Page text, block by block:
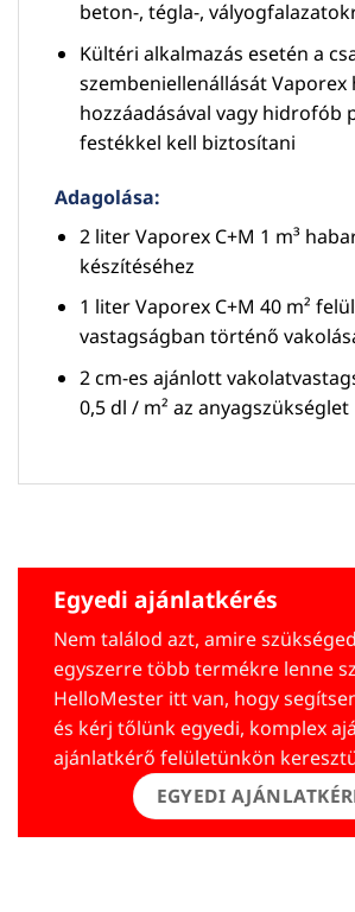
beton-, tégla-,
Kültéri alkalmazás esetén a
szembeniellenállását Vaporex
hozzáadásával vagy hidrofób
festékkel kell biztosítani
Adagolása:
2 liter Vaporex C+M 1 m³
készítéséhez
1 liter Vaporex C+M 40 m²
vastagságban történő
2 cm-es ajánlott
0,5 dl / m² az anyagszükséglet
Egyedi ajánlatkérés
Nem találod azt, amire
egyszerre több termékre lenne
HelloMester itt van, hogy
és kérj tőlünk egyedi, komplex
ajánlatkérő felületünkön
EGYEDI